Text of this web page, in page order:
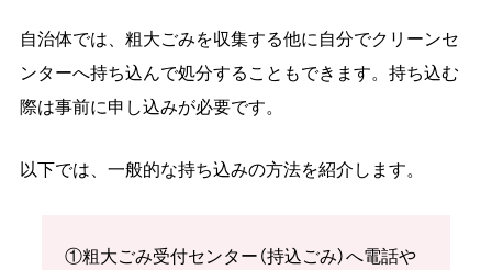
自治体では、粗大ごみを収集する他に自分でクリーンセ
ンターへ持ち込んで処分することもできます。持ち込む
際は事前に申し込みが必要です。
以下では、一般的な持ち込みの方法を紹介します。
①粗大ごみ受付センター（持込ごみ）へ電話や